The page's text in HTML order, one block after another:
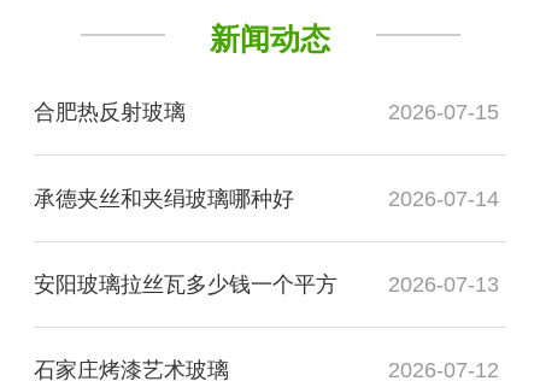
新闻动态
合肥热反射玻璃 2026-07-15
承德夹丝和夹绢玻璃哪种好 2026-07-14
安阳玻璃拉丝瓦多少钱一个平方 2026-07-13
石家庄烤漆艺术玻璃 2026-07-12